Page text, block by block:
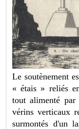
Le soutènement
« étais » reliés
tout alimenté par
vérins verticaux
surmontés d'un